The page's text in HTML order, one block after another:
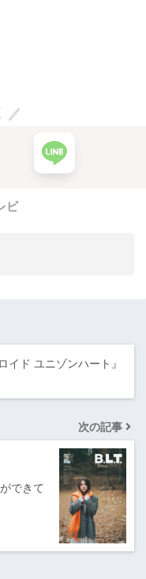
ビ
イド ユニゾンハート』
次の記事
できて